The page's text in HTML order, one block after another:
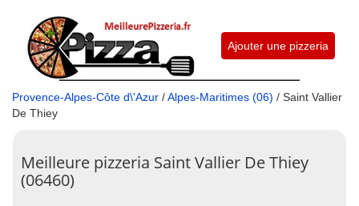
Ajouter une pizzeria
Provence-Alpes-Côte d\'Azur /Alpes-Maritimes (06) / Saint Vallier
De Thiey
Meilleure pizzeria Saint Vallier De Thiey
(06460)